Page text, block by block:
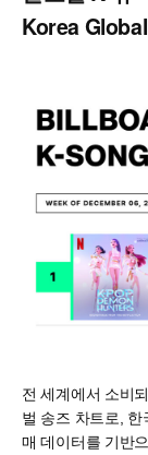
Korea
전 세계에서 소비
벌 송즈 차트로,
매 데이터를 기반